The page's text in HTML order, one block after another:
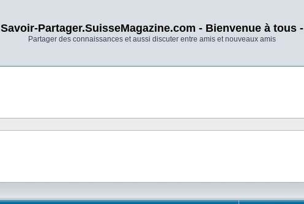
Savoir-Partager.SuisseMagazine.com - Bienvenue à tous -
Partager des connaissances et aussi discuter entre amis et nouveaux amis